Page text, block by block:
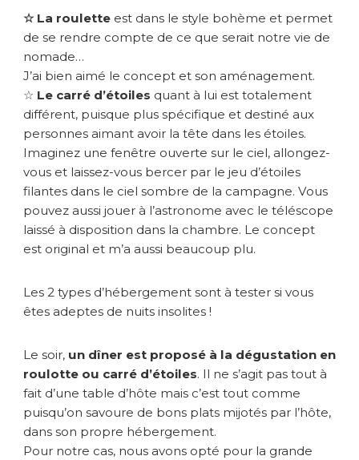
a
G
a
n
☆ La roulette est dans le style bohème et permet
de se rendre compte de ce que serait notre vie de
nomade…
J’ai bien aimé le concept et son aménagement.
☆ Le carré d’étoiles quant à lui est totalement
différent, puisque plus spécifique et destiné aux
personnes aimant avoir la tête dans les étoiles.
Imaginez une fenêtre ouverte sur le ciel, allongez-
vous et laissez-vous bercer par le jeu d’étoiles
filantes dans le ciel sombre de la campagne. Vous
pouvez aussi jouer à l’astronome avec le téléscope
laissé à disposition dans la chambre. Le concept
est original et m’a aussi beaucoup plu.
Les 2 types d’hébergement sont à tester si vous
êtes adeptes de nuits insolites !
Le soir, un dîner est proposé à la dégustation en
roulotte ou carré d’étoiles. Il ne s’agit pas tout à
fait d’une table d’hôte mais c’est tout comme
puisqu’on savoure de bons plats mijotés par l’hôte,
dans son propre hébergement.
Pour notre cas, nous avons opté pour la grande